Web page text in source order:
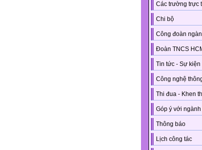
Các trường trực
Chi bộ
Công đoàn
Đoàn TNCS
Tin tức - Sự kiện
Công nghệ
Thi đua - Khen
Góp ý với ngành
Thông báo
Lịch công tác